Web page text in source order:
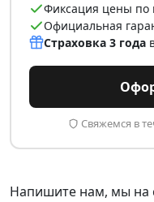
Фиксация цены по
Официальная
Страховка 3 года
Свяжемся в
Напишите нам, мы на